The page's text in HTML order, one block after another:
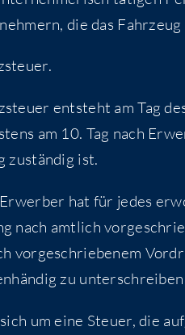
die das
ent­steht am Tag
am 10. Tag nach
zustän­dig ist.
hat für jedes
nach amt­lich
vor­ge­schrie­be­nem
zu
um eine Steu­er, die